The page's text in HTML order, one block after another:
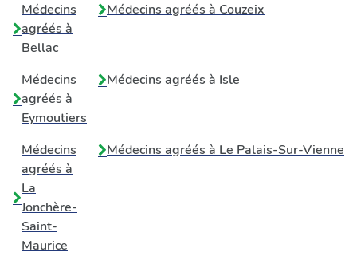
Médecins
agréés à
Bellac
Médecins agréés à Couzeix
Médecins
agréés à
Eymoutiers
Médecins agréés à Isle
Médecins
agréés à
La
Jonchère-
Saint-
Maurice
Médecins agréés à Le Palais-Sur-Vienne